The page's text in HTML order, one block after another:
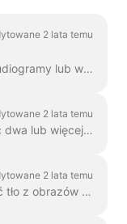
2 lata temu
Kształty fal, znane również jako audiogramy lub wizualne fale dźwiękowe, to animacje wizualizujące dźwięk wideo. Wygeneruj kształt fali dla swojego podcastu...
2 lata temu
W Wave.video można łatwo łączyć dwa lub więcej klipów wideo lub obrazów, aby utworzyć dłuższy film. Aby to zrobić, przejdź na stronę https://wave.video/pl/ i kliknij ...
2 lata temu
Dzięki Wave.video możesz usuwać tło z obrazów przesyłanych do biblioteki multimediów. Jest to bardzo przydatne, gdy chcesz utworzyć kciuk...